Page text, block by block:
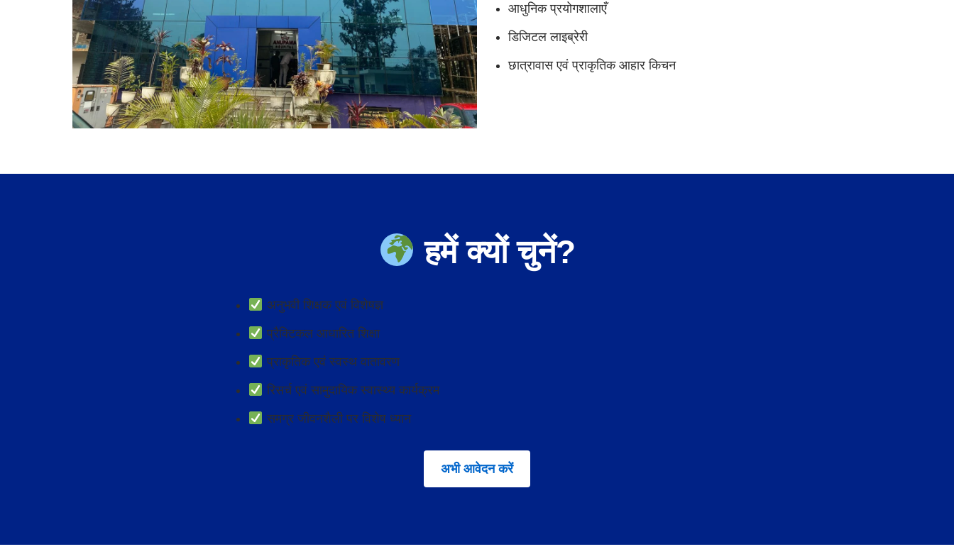
आधुनिक प्रयोगशालाएँ
डिजिटल लाइब्रेरी
छात्रावास एवं प्राकृतिक आहार किचन
हमें क्यों चुनें?
अनुभवी शिक्षक एवं विशेषज्ञ
प्रैक्टिकल आधारित शिक्षा
प्राकृतिक एवं स्वस्थ वातावरण
रिसर्च एवं सामुदायिक स्वास्थ्य कार्यक्रम
समग्र जीवनशैली पर विशेष ध्यान
अभी आवेदन करें